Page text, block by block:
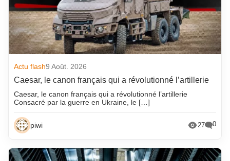
Actu flash9 Août. 2026
Caesar, le canon français qui a révolutionné l’artillerie
Caesar, le canon français qui a révolutionné l’artillerie
Consacré par la guerre en Ukraine, le […]
piwi 27 0